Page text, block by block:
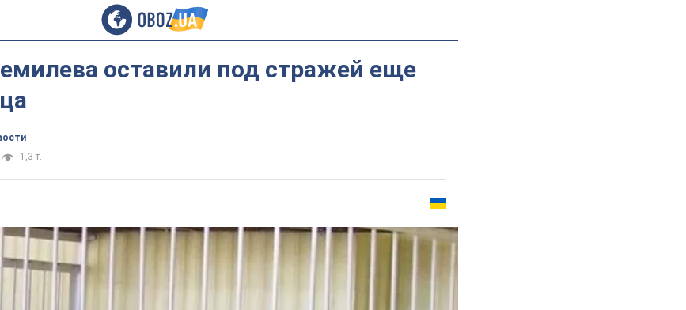
оставили под стражей еще
1,3 т.